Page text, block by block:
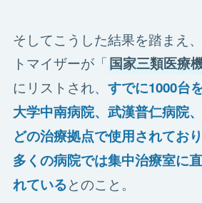
そしてこうした結果を踏まえ
トマイザーが「国家三類医療
にリストされ、 すでに1000台
大学中南病院、武漢普仁病院
どの治療拠点で使用されてお
多くの病院では集中治療室に
れているとのこと。